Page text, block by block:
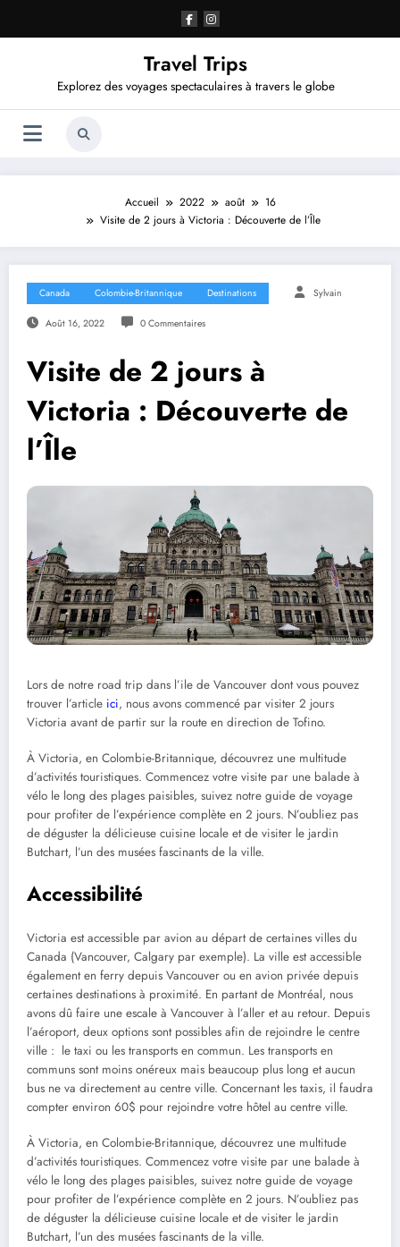
contenu
Travel Trips
Explorez des voyages spectaculaires à travers le globe
Accueil 2022 août
16
Visite de 2 jours à Victoria : Découverte de l’Île
Canada Colombie-Britannique Destinations Sylvain
Août 16, 2022 0 Commentaires
Visite de 2 jours à
Victoria : Découverte de
l’Île
Lors de notre road trip dans l’ile de Vancouver dont vous pouvez
trouver l’article ici, nous avons commencé par visiter 2 jours
Victoria avant de partir sur la route en direction de Tofino.
À Victoria, en Colombie-Britannique, découvrez une multitude
d’activités touristiques. Commencez votre visite par une balade à
vélo le long des plages paisibles, suivez notre guide de voyage
pour profiter de l’expérience complète en 2 jours. N’oubliez pas
de déguster la délicieuse cuisine locale et de visiter le jardin
Butchart, l’un des musées fascinants de la ville.
Accessibilité
Victoria est accessible par avion au départ de certaines villes du
Canada (Vancouver, Calgary par exemple). La ville est accessible
également en ferry depuis Vancouver ou en avion privée depuis
certaines destinations à proximité. En partant de Montréal, nous
avons dû faire une escale à Vancouver à l’aller et au retour. Depuis
l’aéroport, deux options sont possibles afin de rejoindre le centre
ville : le taxi ou les transports en commun. Les transports en
communs sont moins onéreux mais beaucoup plus long et aucun
bus ne va directement au centre ville. Concernant les taxis, il faudra
compter environ 60$ pour rejoindre votre hôtel au centre ville.
À Victoria, en Colombie-Britannique, découvrez une multitude
d’activités touristiques. Commencez votre visite par une balade à
vélo le long des plages paisibles, suivez notre guide de voyage
pour profiter de l’expérience complète en 2 jours. N’oubliez pas
de déguster la délicieuse cuisine locale et de visiter le jardin
Butchart, l’un des musées fascinants de la ville.